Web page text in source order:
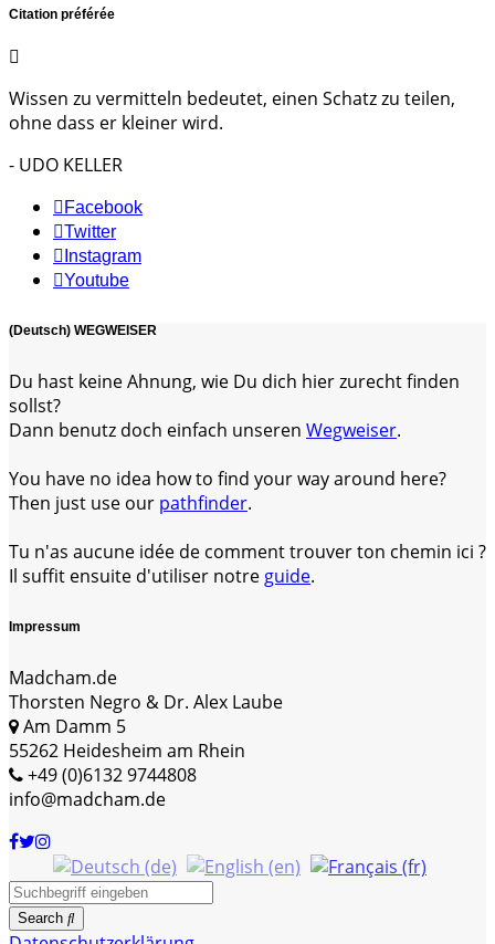
Citation préférée
Wissen zu vermitteln bedeutet, einen Schatz zu teilen,
ohne dass er kleiner wird.
- UDO KELLER
Facebook
Twitter
Instagram
Youtube
(Deutsch) WEGWEISER
Du hast keine Ahnung, wie Du dich hier zurecht finden
sollst?
Dann benutz doch einfach unseren Wegweiser.
You have no idea how to find your way around here?
Then just use our pathfinder.
Tu n'as aucune idée de comment trouver ton chemin ici ?
Il suffit ensuite d'utiliser notre guide.
Impressum
Madcham.de
Thorsten Negro & Dr. Alex Laube
Am Damm 5
55262 Heidesheim am Rhein
+49 (0)6132 9744808
info@madcham.de
Search